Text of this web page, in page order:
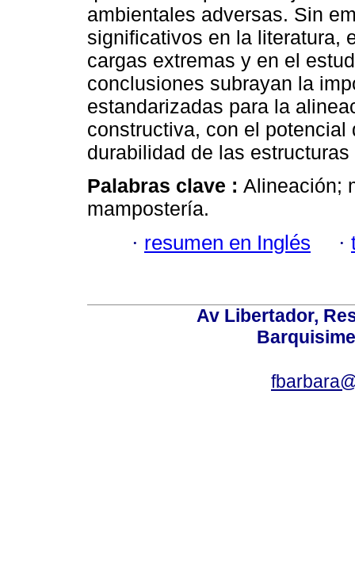
ambientales adversas. Sin
significativos en la literatura,
cargas extremas y en el
conclusiones subrayan la
estandarizadas para la
constructiva, con el
durabilidad de las
Palabras clave : Alineación;
mampostería.
· resumen en Inglés ·
Av Libertador,